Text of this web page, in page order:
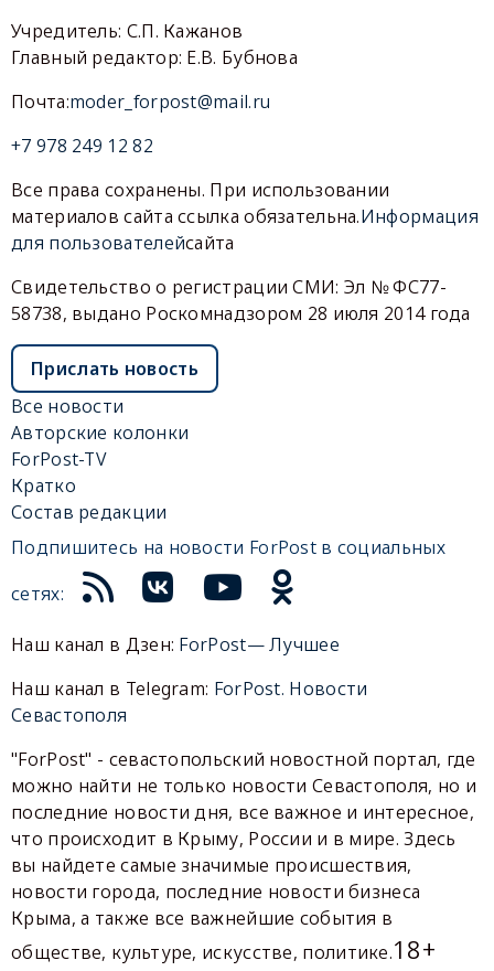
Учредитель: С.П. Кажанов
Главный редактор: Е.В. Бубнова
Почта:moder_forpost@mail.ru
+7 978 249 12 82
Все права сохранены. При использовании
материалов сайта ссылка обязательна.Информация
для пользователейсайта
Свидетельство о регистрации СМИ: Эл № ФС77-
58738, выдано Роскомнадзором 28 июля 2014 года
Прислать новость
Все новости
Авторские колонки
ForPost-TV
Кратко
Состав редакции
Подпишитесь на новости ForPost в социальных
сетях:
Наш канал в Дзен: ForPost— Лучшее
Наш канал в Telegram: ForPost. Новости
Севастополя
"ForPost" - севастопольский новостной портал, где
можно найти не только новости Севастополя, но и
последние новости дня, все важное и интересное,
что происходит в Крыму, России и в мире. Здесь
вы найдете самые значимые происшествия,
новости города, последние новости бизнеса
Крыма, а также все важнейшие события в
обществе, культуре, искусстве, политике.18+